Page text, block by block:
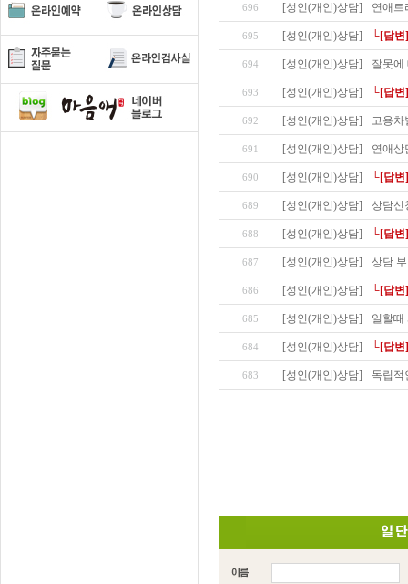
696 [성인(개인)상담] 연애트
695 [성인(개인)상담] └[답변]
694 [성인(개인)상담] 잘못에
693 [성인(개인)상담] └[답변]
692 [성인(개인)상담] 고용차
691 [성인(개인)상담] 연애상
690 [성인(개인)상담] └[답변]
689 [성인(개인)상담] 상담신
688 [성인(개인)상담] └[답변]
687 [성인(개인)상담] 상담
686 [성인(개인)상담] └[답변]
685 [성인(개인)상담] 일할때
684 [성인(개인)상담] └[답변]
683 [성인(개인)상담] 독립적